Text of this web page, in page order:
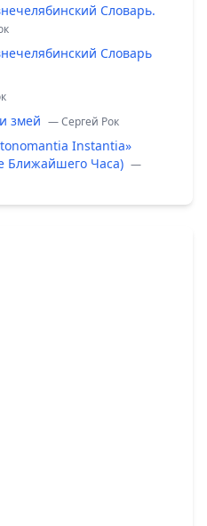
Словарь.
Словарь
змей — Сергей Рок
Instantia»
Ближайшего Часа) —